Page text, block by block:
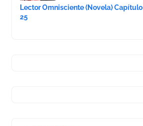
Lector Omnisciente (Novela) Capítulo
25